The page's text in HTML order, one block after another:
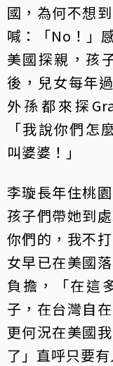
國，為何不想
喊：「No！」
美國探親，孩
後，兒女每年
外孫都來探
「我說你們怎
叫婆婆！」
李璇長年住桃
孩子們帶她到
你們的，我不
女早已在美國
負擔，「在這
子，在台灣自
更何況在美國
了」直呼只要